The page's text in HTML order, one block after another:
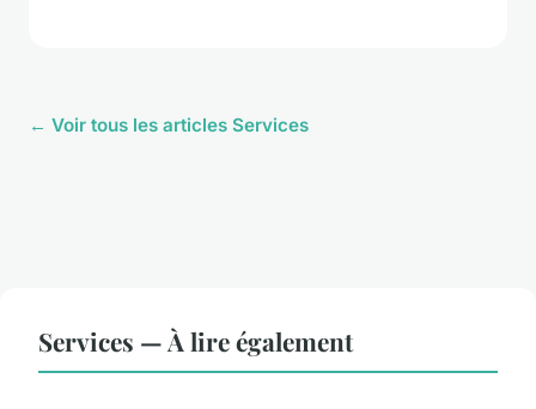
← Voir tous les articles Services
Services — À lire également